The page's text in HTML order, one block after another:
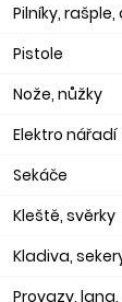
Pilníky,
Pistole
Nože, nůžky
Elektro nářadí
Sekáče
Kleště, svěrky
Kladiva,
Provazy,